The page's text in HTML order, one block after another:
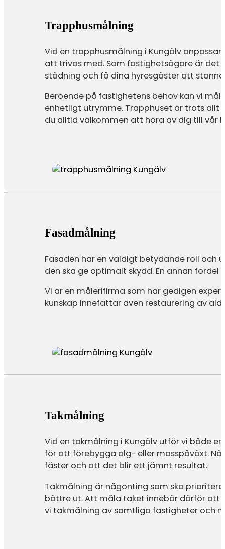
Trapphusmålning
Vid en trapphusmålning i Kungälv
att trivas med. Som fastighetsägare är
städning och få dina hyresgäster att
Beroende på fastighetens behov kan vi
enhetligt utrymme. Trapphuset är trots allt
du alltid välkommen att höra av dig till vår
Fasadmålning
Fasaden har en väldigt betydande roll
den ska ge optimalt skydd. En annan
Vi är en målerifirma som har gedigen
kunskap innefattar även restaurering av
Takmålning
Vid en takmålning i Kungälv utför vi både
för att förebygga alg- eller mosspåväxt.
fäster och att det blir ett jämnt resultat.
Takmålning är någonting som ska
bättre ut. Att måla taket innebär därför att
vi takmålning av samtliga fastigheter och